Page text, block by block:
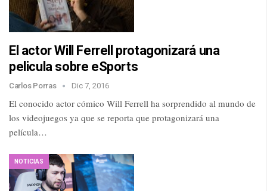
El actor Will Ferrell protagonizará una
pelicula sobre eSports
Carlos Porras Dic 7, 2016
El conocido actor cómico Will Ferrell ha sorprendido al mundo de
los videojuegos ya que se reporta que protagonizará una
película…
NOTICIAS